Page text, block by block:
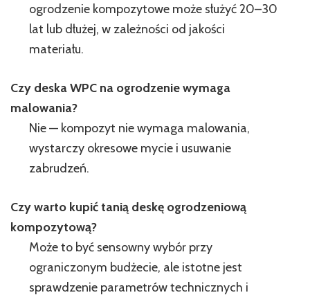
ogrodzenie kompozytowe może służyć 20–30
lat lub dłużej, w zależności od jakości
materiału.
Czy deska WPC na ogrodzeniewymaga
malowania?
Nie — kompozyt nie wymaga malowania,
wystarczy okresowe mycie i usuwanie
zabrudzeń.
Czy warto kupićtanią deskę ogrodzeniową
kompozytową?
Może to być sensowny wybór przy
ograniczonym budżecie, ale istotne jest
sprawdzenie parametrów technicznych i